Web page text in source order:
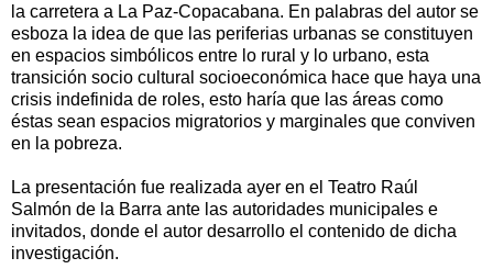
la carretera a La Paz-Copacabana. En palabras del autor se
esboza la idea de que las periferias urbanas se constituyen
en espacios simbólicos entre lo rural y lo urbano, esta
transición socio cultural socioeconómica hace que haya una
crisis indefinida de roles, esto haría que las áreas como
éstas sean espacios migratorios y marginales que conviven
en la pobreza.
La presentación fue realizada ayer en el Teatro Raúl
Salmón de la Barra ante las autoridades municipales e
invitados, donde el autor desarrollo el contenido de dicha
investigación.